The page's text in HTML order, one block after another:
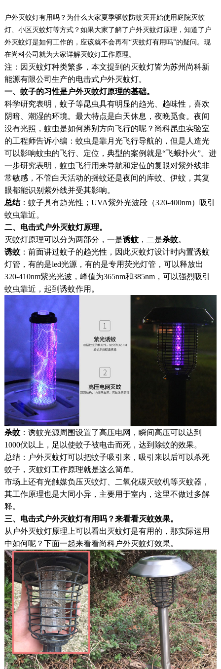
户外灭蚊灯有用吗？为什么大家夏季驱蚊防蚊灭开始使用庭院灭蚊
灯、小区灭蚊灯等方式？如果大家了解了户外灭蚊灯原理，知道了户
外灭蚊灯是如何工作的，应该就不会再有“灭蚊灯有用吗”的疑问。现
在尚科公司就为大家详解灭蚊灯工作原理。
注：因灭蚊灯种类繁多，本文提到的灭蚊灯皆为苏州尚科新
能源有限公司生产的电击式户外灭蚊灯。
一、蚊子的习性是户外灭蚊灯原理的基础。
科学研究表明，蚊子等昆虫具有明显的趋光、趋味性，喜欢
阴暗、潮湿的环境。最大特点是白天休息，夜晚觅食。夜间
没有光照，蚊虫是如何辨别方向飞行的呢？尚科昆虫实验室
的工程师告诉小编：蚊虫是靠月光飞行导航的，但是人造光
可以影响蚊虫的飞行、定位，典型的案例就是“飞蛾扑火”。进
一步研究表明，蚊虫飞行用来导航和定位的复眼对紫外线非
常敏感，不管白天活动的摇蚊还是夜间的库蚊、伊蚊，其复
眼都能识别紫外线并受其影响。
总结：蚊子具有趋光性；UVA紫外光波段（320-400nm）吸引
蚊虫靠近。
二、电击式户外灭蚊灯原理。
灭蚊灯原理可以分为两部分，一是诱蚊，二是杀蚊。
诱蚊：前面讲过蚊子的趋光性，因此灭蚊灯设计时内置诱蚊
灯管，有的是led光源，有的是专用荧光灯管，可以释放出
320-410nm紫光光波，峰值为365nm和385nm，可以强烈吸引
蚊虫靠近，起到诱蚊作用。
杀蚊：诱蚊光源周围设置了高压电网，瞬间高压可以达到
1000伏以上，足以使蚊子被电击而死，达到除蚊的效果。
总结：户外灭蚊灯可以把蚊子吸引来，吸引来以后可以杀死
蚊子，灭蚊灯工作原理就是这么简单。
市场上还有光触媒负压灭蚊灯、二氧化碳灭蚊机等灭蚊器，
其工作原理也是大同小异，主要用于室内，这里不做过多解
释。
三、电击式户外灭蚊灯有用吗？来看看灭蚊效果。
从户外灭蚊灯原理上可以看出灭蚊灯是有用的，那实际运用
中如何呢？下面一起来看看尚科户外灭蚊灯效果。